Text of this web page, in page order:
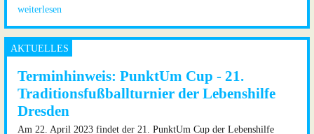
weiterlesen
Terminhinweis: PunktUm Cup - 21.
Traditionsfußballturnier der Lebenshilfe
Dresden
Am 22. April 2023 findet der 21. PunktUm Cup der Lebenshilfe